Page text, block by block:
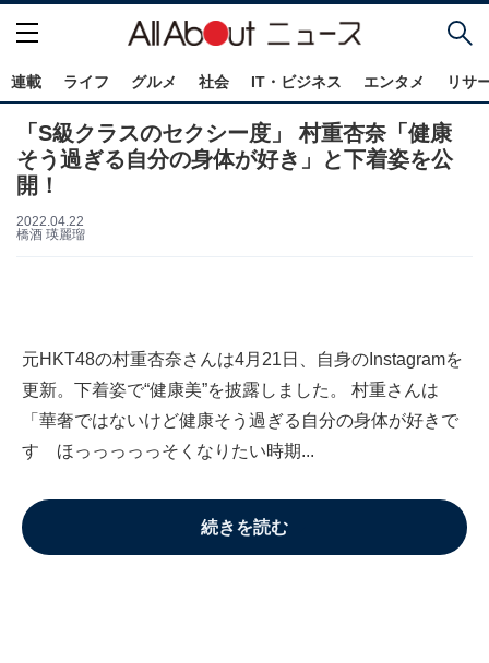
連載 ライフ グルメ 社会 IT・ビジネス エンタメ リサ
「S級クラスのセクシー度」 村重杏奈「健康
そう過ぎる自分の身体が好き」と下着姿を公
開！
2022.04.22
橋酒 瑛麗瑠
元HKT48の村重杏奈さんは4月21日、自身のInstagramを
更新。下着姿で“健康美”を披露しました。 村重さんは
「華奢ではないけど健康そう過ぎる自分の身体が好きで
す ほっっっっっそくなりたい時期...
続きを読む